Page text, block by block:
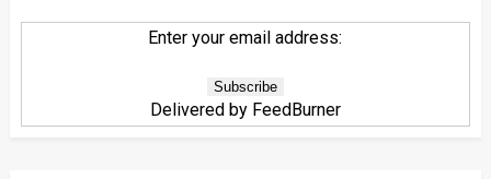
Enter your email address:
Delivered by FeedBurner